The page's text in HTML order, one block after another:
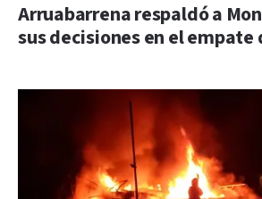
Arruabarrena respaldó a
sus decisiones en el empate